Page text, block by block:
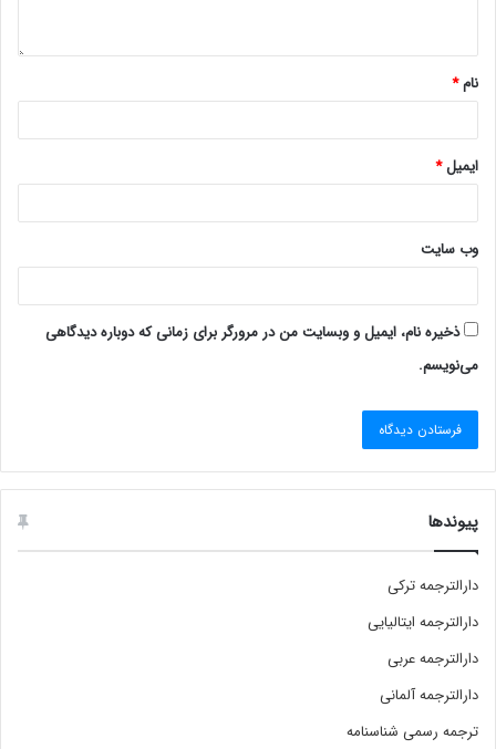
نام*
ایمیل*
وب‌ سایت
ذخیره نام، ایمیل و وبسایت من در مرورگر برای زمانی که دوباره دیدگاهی
می‌نویسم.
پیوندها
دارالترجمه ترکی
دارالترجمه ایتالیایی
دارالترجمه عربی
دارالترجمه آلمانی
ترجمه رسمی شناسنامه